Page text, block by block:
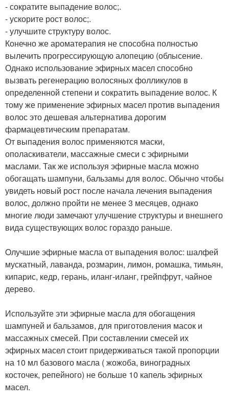
- сократите выпадение волос;.
- ускорите рост волос;.
- улучшите структуру волос.
Конечно же ароматерапия не способна полностью
вылечить прогрессирующую алопецию (облысение.
Однако использование эфирных масел способно
вызвать регенерацию волосяных фолликулов в
определенной степени и сократить выпадение волос. К
тому же применение эфирных масел против выпадения
волос это дешевая альтернатива дорогим
фармацевтическим препаратам.
От выпадения волос применяются маски,
ополаскиватели, массажные смеси с эфирными
маслами. Так же используя эфирные масла можно
обогащать шампуни, бальзамы для волос. Обычно чтобы
увидеть новый рост после начала лечения выпадения
волос, должно пройти не менее 3 месяцев, однако
многие люди замечают улучшение структуры и внешнего
вида существующих волос гораздо раньше.
Oлучшие эфирные масла от выпадения волос: шалфей
мускатный, лаванда, розмарин, лимон, ромашка, тимьян,
кипарис, кедр, герань, иланг-иланг, грейпфрут, чайное
дерево.
Используйте эти эфирные масла для обогащения
шампуней и бальзамов, для приготовления масок и
массажных смесей. При составлении смесей их
эфирных масел стоит придерживаться такой пропорции
на 10 мл базового масла ( жожоба, виноградных
косточек, репейного) не больше 10 капель эфирных
масел.